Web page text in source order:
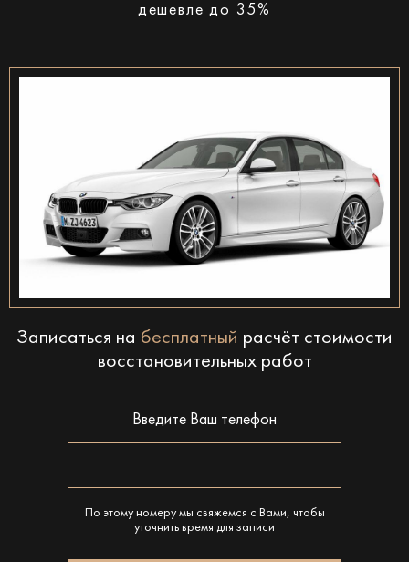
дешевле до 35%
Записаться на бесплатный расчёт стоимости
восстановительных работ
Введите Ваш телефон
По этому номеру мы свяжемся с Вами, чтобы
уточнить время для записи